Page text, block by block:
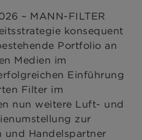
– MANN-FILTER
konsequent
Portfolio an
Medien im
Einführung
Filter im
nun weitere Luft- und
zur
und Handelspartner